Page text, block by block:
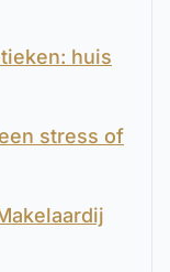
huis
stress of